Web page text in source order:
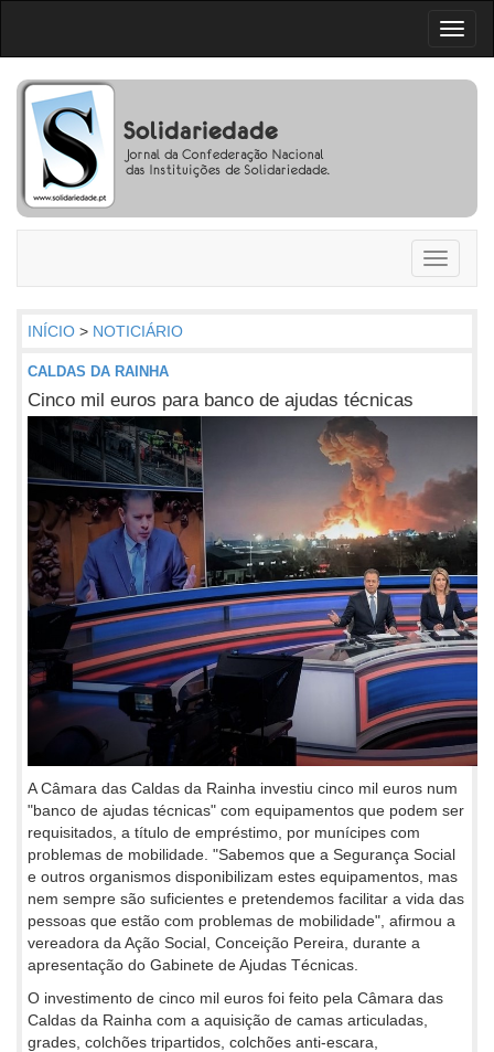
Toggle
INÍCIO > NOTICIÁRIO
CALDAS DA RAINHA
Cinco mil euros para banco de ajudas técnicas
A Câmara das Caldas da Rainha investiu cinco mil euros num
"banco de ajudas técnicas" com equipamentos que podem ser
requisitados, a título de empréstimo, por munícipes com
problemas de mobilidade. "Sabemos que a Segurança Social
e outros organismos disponibilizam estes equipamentos, mas
nem sempre são suficientes e pretendemos facilitar a vida das
pessoas que estão com problemas de mobilidade", afirmou a
vereadora da Ação Social, Conceição Pereira, durante a
apresentação do Gabinete de Ajudas Técnicas.
O investimento de cinco mil euros foi feito pela Câmara das
Caldas da Rainha com a aquisição de camas articuladas,
grades, colchões tripartidos, colchões anti-escara,